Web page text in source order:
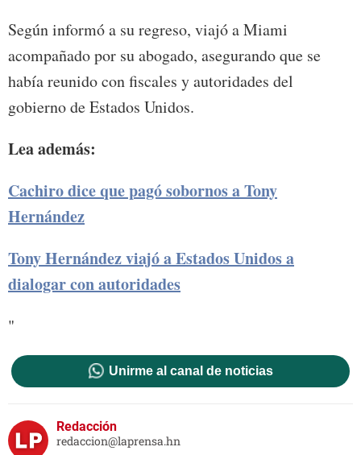
Según informó a su regreso, viajó a Miami
acompañado por su abogado, asegurando que se
había reunido con fiscales y autoridades del
gobierno de Estados Unidos.
Lea además:
Cachiro dice que pagó sobornos a Tony
Hernández
Tony Hernández viajó a Estados Unidos a
dialogar con autoridades
"
Unirme al canal de noticias
Redacción
redaccion@laprensa.hn